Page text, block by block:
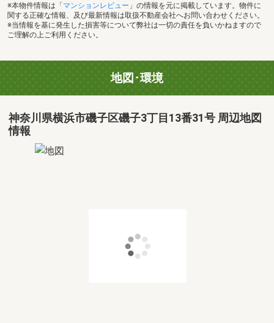
※本物件情報は「 マンションレビュー 」の情報を元に掲載しています。物件に
関する正確な情報、及び最新情報は取扱不動産会社へお問い合わせください。
※当情報を基に発生した損害等について弊社は一切の責任を負いかねますので
ご理解の上ご利用ください。
地図･環境
神奈川県横浜市磯子区磯子3丁目13番31号 周辺地図
情報